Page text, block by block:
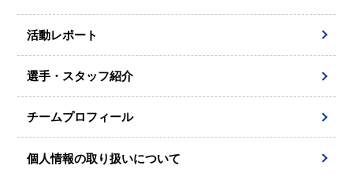
活動レポート
選手・スタッフ紹介
チームプロフィール
個人情報の取り扱いについて